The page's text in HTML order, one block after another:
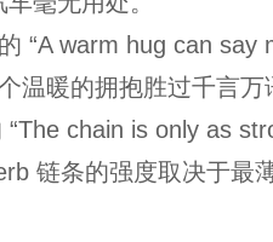
“A warm hug can say
温暖的拥抱胜过千言万
“The chain is only as
链条的强度取决于最